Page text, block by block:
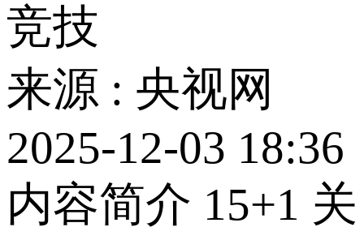
竞技
来源 : 央视网
2025-12-03 18:36
内容简介 15+1 关